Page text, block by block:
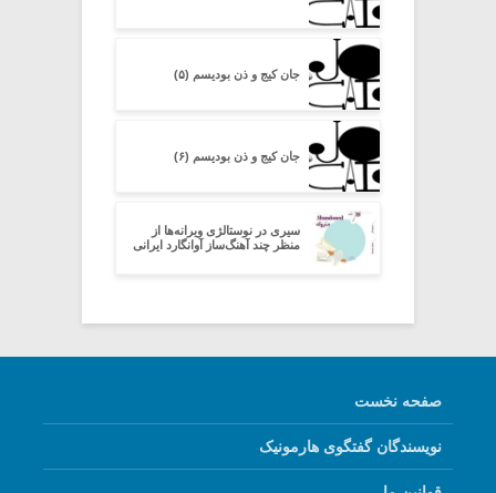
جان کیج و ذن بودیسم (۵)
جان کیج و ذن بودیسم (۶)
سیری در نوستالژی ویرانه‌ها از
منظر چند آهنگ‌ساز آوانگارد ایرانی
صفحه نخست
نویسندگان گفتگوی هارمونیک